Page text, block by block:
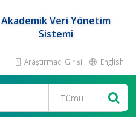
Akademik Veri Yönetim
Sistemi
Araştırmacı Girişi English